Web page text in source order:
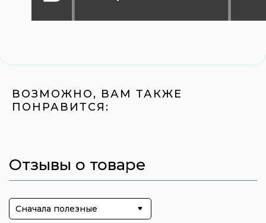
ВОЗМОЖНО, ВАМ ТАКЖЕ
ПОНРАВИТСЯ:
Отзывы о товаре
Сначала полезные